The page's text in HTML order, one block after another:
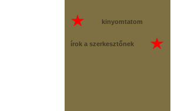
kinyomtatom
írok a szerkesztőnek